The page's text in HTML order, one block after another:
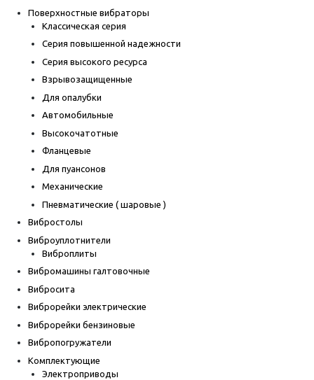
Поверхностные вибраторы
Классическая серия
Серия повышенной надежности
Серия высокого ресурса
Взрывозащищенные
Для опалубки
Автомобильные
Высокочатотные
Фланцевые
Для пуансонов
Механические
Пневматические ( шаровые )
Вибростолы
Виброуплотнители
Виброплиты
Вибромашины галтовочные
Вибросита
Виброрейки электрические
Виброрейки бензиновые
Вибропогружатели
Комплектующие
Электроприводы